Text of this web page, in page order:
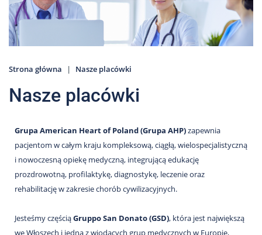
Pacjenta
Edukacja
Pacjenta
O
Marki
Media
o
Nas
Kariera
Strona główna Nasze placówki
Nasze placówki
Grupa American Heart of Poland (Grupa AHP)zapewnia
pacjentom w całym kraju kompleksową, ciągłą, wielospecjalistyczną
i nowoczesną opiekę medyczną, integrującą edukację
prozdrowotną, profilaktykę, diagnostykę, leczenie oraz
rehabilitację w zakresie chorób cywilizacyjnych.
Jesteśmy częściąGruppo San Donato (GSD), która jest największą